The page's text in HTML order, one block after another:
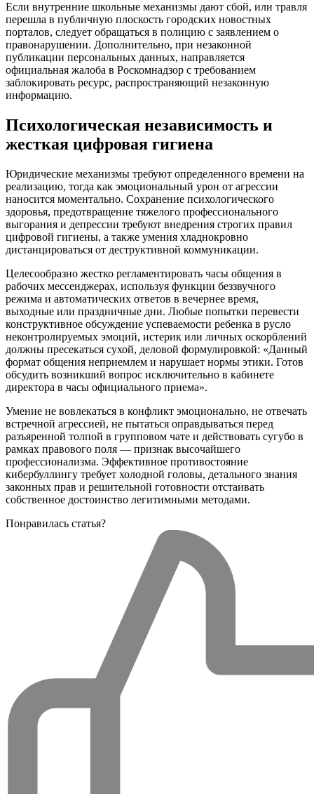
Если внутренние школьные механизмы дают сбой, или травля
перешла в публичную плоскость городских новостных
порталов, следует обращаться в полицию с заявлением о
правонарушении. Дополнительно, при незаконной
публикации персональных данных, направляется
официальная жалоба в Роскомнадзор с требованием
заблокировать ресурс, распространяющий незаконную
информацию.
Психологическая независимость и
жесткая цифровая гигиена
Юридические механизмы требуют определенного времени на
реализацию, тогда как эмоциональный урон от агрессии
наносится моментально. Сохранение психологического
здоровья, предотвращение тяжелого профессионального
выгорания и депрессии требуют внедрения строгих правил
цифровой гигиены, а также умения хладнокровно
дистанцироваться от деструктивной коммуникации.
Целесообразно жестко регламентировать часы общения в
рабочих мессенджерах, используя функции беззвучного
режима и автоматических ответов в вечернее время,
выходные или праздничные дни. Любые попытки перевести
конструктивное обсуждение успеваемости ребенка в русло
неконтролируемых эмоций, истерик или личных оскорблений
должны пресекаться сухой, деловой формулировкой: «Данный
формат общения неприемлем и нарушает нормы этики. Готов
обсудить возникший вопрос исключительно в кабинете
директора в часы официального приема».
Умение не вовлекаться в конфликт эмоционально, не отвечать
встречной агрессией, не пытаться оправдываться перед
разъяренной толпой в групповом чате и действовать сугубо в
рамках правового поля — признак высочайшего
профессионализма. Эффективное противостояние
кибербуллингу требует холодной головы, детального знания
законных прав и решительной готовности отстаивать
собственное достоинство легитимными методами.
Понравилась статья?